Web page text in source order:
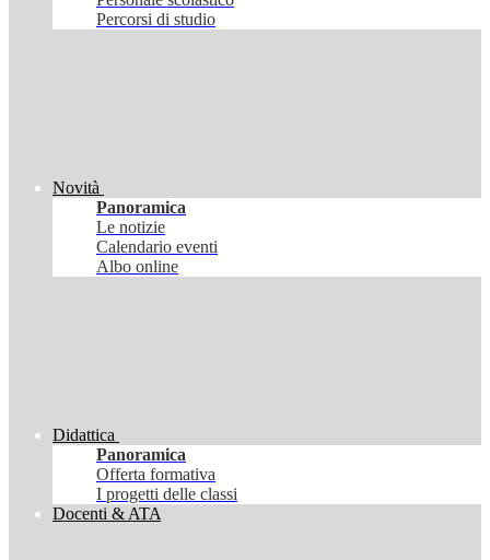
Percorsi di studio
Novità
Panoramica
Le notizie
Calendario eventi
Albo online
Didattica
Panoramica
Offerta formativa
I progetti delle classi
Docenti & ATA